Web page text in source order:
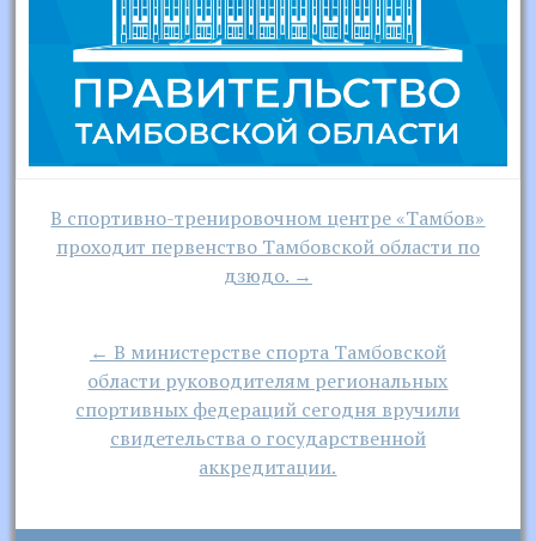
Навигация
В спортивно-тренировочном центре «Тамбов»
проходит первенство Тамбовской области по
дзюдо. →
← В министерстве спорта Тамбовской
области руководителям региональных
спортивных федераций сегодня вручили
свидетельства о государственной
аккредитации.